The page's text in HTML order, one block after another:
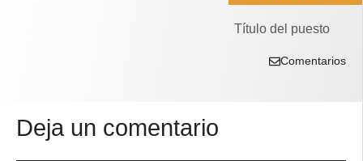
Título del puesto
Comentarios
Deja un comentario